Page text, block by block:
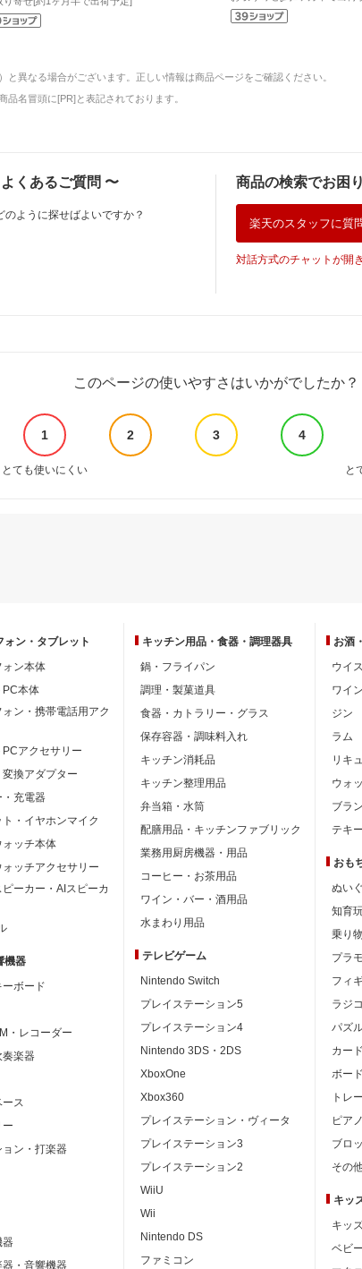
ル・返品不可】
異なる場合がございます。正しい情報は商品ページをご確認ください。
名冒頭に[PR]と表記されております。
よくあるご質問 〜
ように探せばよいですか？
商品の検索でお困
楽天のスタッフに質
対話方式のチャットが開
このページの使いやすさはいかがでしたか？
1 2 3 4
とても使いにくい と
ォン・ タブレット
ォン本体
PC本体
ン・携帯電話用アク
PCアクセサリー
換アダプター
・充電器
・イヤホンマイク
ォッチ本体
ォッチアクセサリー
ーカー・AIスピーカ
機器
ーボード
・レコーダー
奏楽器
ース
ー
ン・打楽器
器
器・音響機器
キッチン用品・ 食器・調理器具
鍋・フライパン
調理・製菓道具
食器・カトラリー・グラス
保存容器・調味料入れ
キッチン消耗品
キッチン整理用品
弁当箱・水筒
配膳用品・キッチンファブリック
業務用厨房機器・用品
コーヒー・お茶用品
ワイン・バー・酒用品
水まわり用品
テレビゲーム
Nintendo Switch
プレイステーション5
プレイステーション4
Nintendo 3DS・2DS
XboxOne
Xbox360
プレイステーション・ヴィータ
プレイステーション3
プレイステーション2
WiiU
Wii
Nintendo DS
ファミコン
お酒
ウイ
ワイン
ジン
ラム
リキ
ウォ
ブラ
テキ
おも
ぬい
知育
乗り
プラ
フィ
ラジ
パズ
カー
ボー
トレ
ピア
ブロ
その
キッ
キッ
ベビ